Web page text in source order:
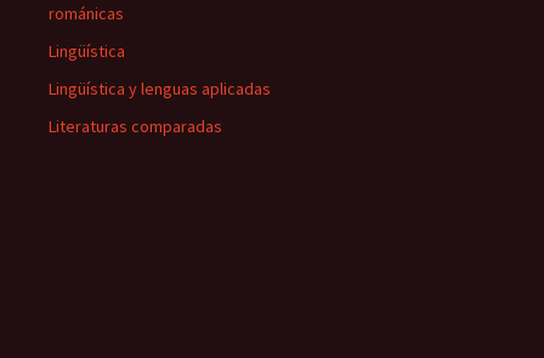
románicas
Lingüística
Lingüística y lenguas aplicadas
Literaturas comparadas